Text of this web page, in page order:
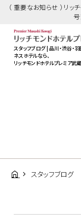
（ 重要なお知らせ ）リ
スタッフブログ | 品川・渋谷・
ネスホテルなら、
リッチモンドホテルプレミア武
スタッフブログ